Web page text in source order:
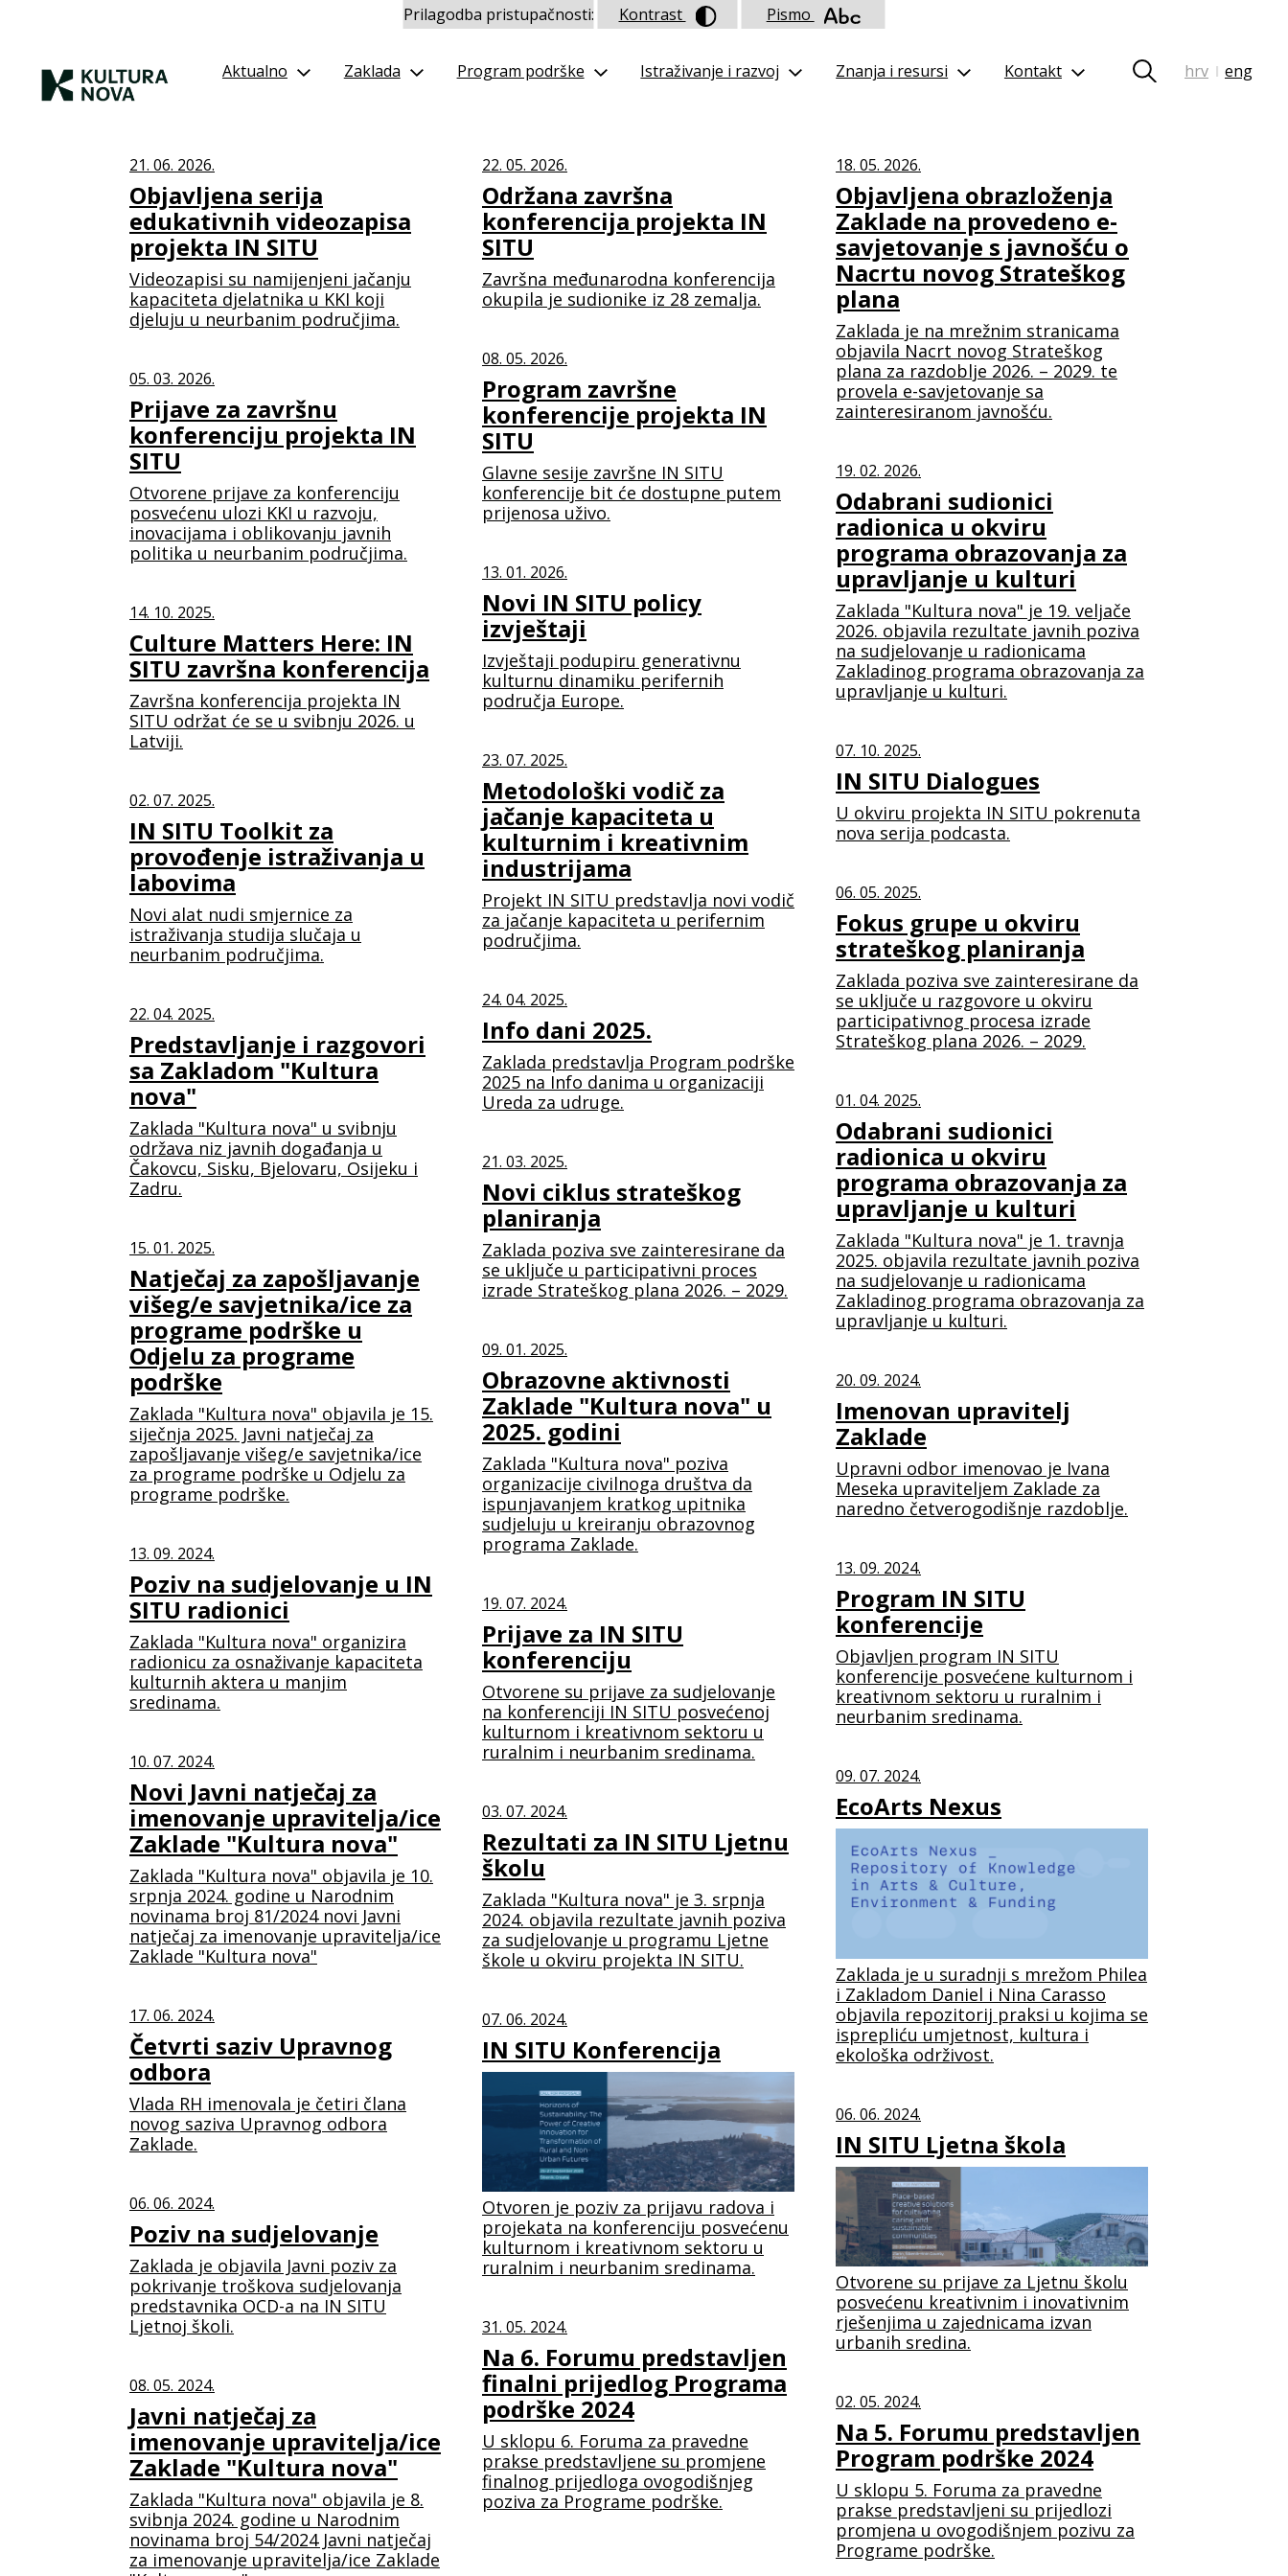
Aktualno Zaklada Program podrške Istraživanje i razvoj Znanja i resursi Kontakt hrv | eng
21. 06. 2026.
Objavljena serija
edukativnih videozapisa
projekta IN SITU
Videozapisi su namijenjeni jačanju
kapaciteta djelatnika u KKI koji
djeluju u neurbanim područjima.
22. 05. 2026.
Održana završna
konferencija projekta IN
SITU
Završna međunarodna konferencija
okupila je sudionike iz 28 zemalja.
18. 05. 2026.
Objavljena obrazloženja
Zaklade na provedeno e-
savjetovanje s javnošću o
Nacrtu novog Strateškog
plana
Zaklada je na mrežnim stranicama
objavila Nacrt novog Strateškog
plana za razdoblje 2026. – 2029. te
provela e-savjetovanje sa
zainteresiranom javnošću.
08. 05. 2026.
Program završne
konferencije projekta IN
SITU
Glavne sesije završne IN SITU
konferencije bit će dostupne putem
prijenosa uživo.
05. 03. 2026.
Prijave za završnu
konferenciju projekta IN
SITU
Otvorene prijave za konferenciju
posvećenu ulozi KKI u razvoju,
inovacijama i oblikovanju javnih
politika u neurbanim područjima.
19. 02. 2026.
Odabrani sudionici
radionica u okviru
programa obrazovanja za
upravljanje u kulturi
Zaklada "Kultura nova" je 19. veljače
2026. objavila rezultate javnih poziva
na sudjelovanje u radionicama
Zakladinog programa obrazovanja za
upravljanje u kulturi.
13. 01. 2026.
Novi IN SITU policy
izvještaji
Izvještaji podupiru generativnu
kulturnu dinamiku perifernih
područja Europe.
14. 10. 2025.
Culture Matters Here: IN
SITU završna konferencija
Završna konferencija projekta IN
SITU održat će se u svibnju 2026. u
Latviji.
07. 10. 2025.
IN SITU Dialogues
U okviru projekta IN SITU pokrenuta
nova serija podcasta.
23. 07. 2025.
Metodološki vodič za
jačanje kapaciteta u
kulturnim i kreativnim
industrijama
Projekt IN SITU predstavlja novi vodič
za jačanje kapaciteta u perifernim
područjima.
02. 07. 2025.
IN SITU Toolkit za
provođenje istraživanja u
labovima
Novi alat nudi smjernice za
istraživanja studija slučaja u
neurbanim područjima.
06. 05. 2025.
Fokus grupe u okviru
strateškog planiranja
Zaklada poziva sve zainteresirane da
se uključe u razgovore u okviru
participativnog procesa izrade
Strateškog plana 2026. – 2029.
24. 04. 2025.
Info dani 2025.
Zaklada predstavlja Program podrške
2025 na Info danima u organizaciji
Ureda za udruge.
22. 04. 2025.
Predstavljanje i razgovori
sa Zakladom "Kultura
nova"
Zaklada "Kultura nova" u svibnju
održava niz javnih događanja u
Čakovcu, Sisku, Bjelovaru, Osijeku i
Zadru.
01. 04. 2025.
Odabrani sudionici
radionica u okviru
programa obrazovanja za
upravljanje u kulturi
Zaklada "Kultura nova" je 1. travnja
2025. objavila rezultate javnih poziva
na sudjelovanje u radionicama
Zakladinog programa obrazovanja za
upravljanje u kulturi.
21. 03. 2025.
Novi ciklus strateškog
planiranja
Zaklada poziva sve zainteresirane da
se uključe u participativni proces
izrade Strateškog plana 2026. – 2029.
15. 01. 2025.
Natječaj za zapošljavanje
višeg/e savjetnika/ice za
programe podrške u
Odjelu za programe
podrške
Zaklada "Kultura nova" objavila je 15.
siječnja 2025. Javni natječaj za
zapošljavanje višeg/e savjetnika/ice
za programe podrške u Odjelu za
programe podrške.
09. 01. 2025.
Obrazovne aktivnosti
Zaklade "Kultura nova" u
2025. godini
Zaklada "Kultura nova" poziva
organizacije civilnoga društva da
ispunjavanjem kratkog upitnika
sudjeluju u kreiranju obrazovnog
programa Zaklade.
20. 09. 2024.
Imenovan upravitelj
Zaklade
Upravni odbor imenovao je Ivana
Meseka upraviteljem Zaklade za
naredno četverogodišnje razdoblje.
13. 09. 2024.
Poziv na sudjelovanje u IN
SITU radionici
Zaklada "Kultura nova" organizira
radionicu za osnaživanje kapaciteta
kulturnih aktera u manjim
sredinama.
13. 09. 2024.
Program IN SITU
konferencije
Objavljen program IN SITU
konferencije posvećene kulturnom i
kreativnom sektoru u ruralnim i
neurbanim sredinama.
19. 07. 2024.
Prijave za IN SITU
konferenciju
Otvorene su prijave za sudjelovanje
na konferenciji IN SITU posvećenoj
kulturnom i kreativnom sektoru u
ruralnim i neurbanim sredinama.
10. 07. 2024.
Novi Javni natječaj za
imenovanje upravitelja/ice
Zaklade "Kultura nova"
Zaklada "Kultura nova" objavila je 10.
srpnja 2024. godine u Narodnim
novinama broj 81/2024 novi Javni
natječaj za imenovanje upravitelja/ice
Zaklade "Kultura nova"
09. 07. 2024.
EcoArts Nexus
Zaklada je u suradnji s mrežom Philea
i Zakladom Daniel i Nina Carasso
objavila repozitorij praksi u kojima se
isprepliću umjetnost, kultura i
ekološka održivost.
03. 07. 2024.
Rezultati za IN SITU Ljetnu
školu
Zaklada "Kultura nova" je 3. srpnja
2024. objavila rezultate javnih poziva
za sudjelovanje u programu Ljetne
škole u okviru projekta IN SITU.
17. 06. 2024.
Četvrti saziv Upravnog
odbora
Vlada RH imenovala je četiri člana
novog saziva Upravnog odbora
Zaklade.
07. 06. 2024.
IN SITU Konferencija
Otvoren je poziv za prijavu radova i
projekata na konferenciju posvećenu
kulturnom i kreativnom sektoru u
ruralnim i neurbanim sredinama.
06. 06. 2024.
IN SITU Ljetna škola
Otvorene su prijave za Ljetnu školu
posvećenu kreativnim i inovativnim
rješenjima u zajednicama izvan
urbanih sredina.
06. 06. 2024.
Poziv na sudjelovanje
Zaklada je objavila Javni poziv za
pokrivanje troškova sudjelovanja
predstavnika OCD-a na IN SITU
Ljetnoj školi.
31. 05. 2024.
Na 6. Forumu predstavljen
finalni prijedlog Programa
podrške 2024
U sklopu 6. Foruma za pravedne
prakse predstavljene su promjene
finalnog prijedloga ovogodišnjeg
poziva za Programe podrške.
08. 05. 2024.
Javni natječaj za
imenovanje upravitelja/ice
Zaklade "Kultura nova"
Zaklada "Kultura nova" objavila je 8.
svibnja 2024. godine u Narodnim
novinama broj 54/2024 Javni natječaj
za imenovanje upravitelja/ice Zaklade
02. 05. 2024.
Na 5. Forumu predstavljen
Program podrške 2024
U sklopu 5. Foruma za pravedne
prakse predstavljeni su prijedlozi
promjena u ovogodišnjem pozivu za
Programe podrške.
Prilagodba pristupačnosti: Kontrast Pismo